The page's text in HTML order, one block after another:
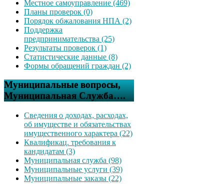
Местное самоуправление (469)
Планы проверок (0)
Порядок обжалования НПА (2)
Поддержка
предпринимательства (25)
Результаты проверок (1)
Статистические данные (8)
Формы обращений граждан (2)
Муниципальные вопросы,
Муниципальная Служба….
Сведения о доходах, расходах,
об имуществе и обязательствах
имущественного характера (22)
Квалификац. требования к
кандидатам (3)
Муниципальная служба (98)
Муниципальные услуги (39)
Муниципальные заказы (22)